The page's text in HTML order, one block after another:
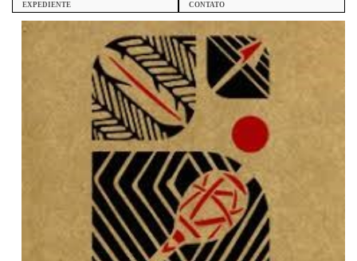
EXPEDIENTE
CONTATO